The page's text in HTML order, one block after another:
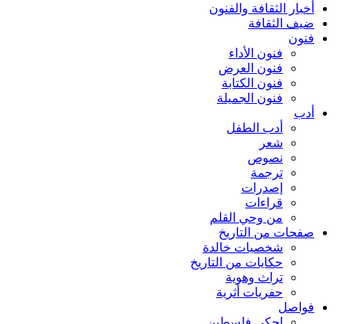
أخبار الثقافة والفنون
ضيف الثقافة
فنون
فنون الأداء
فنون العرض
فنون الكتابة
فنون الجميلة
أدب
أدب الطفل
شعر
نصوص
ترجمة
إصدرات
قراءات
من وحي القلم
صفحات من التاريخ
شخصيات خالدة
حكايات من التاريخ
تراث وهوية
حفريات أثرية
فواصل